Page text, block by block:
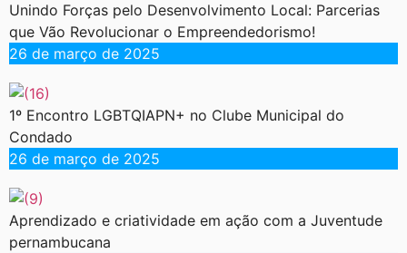
Unindo Forças pelo Desenvolvimento Local: Parcerias
que Vão Revolucionar o Empreendedorismo!
26 de março de 2025
1º Encontro LGBTQIAPN+ no Clube Municipal do
Condado
26 de março de 2025
Aprendizado e criatividade em ação com a Juventude
pernambucana